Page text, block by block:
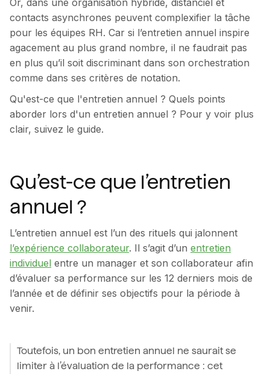
contacts asynchrones peuvent complexifier la tâche
pour les équipes RH. Car si l’entretien annuel inspire
agacement au plus grand nombre, il ne faudrait pas
en plus qu’il soit discriminant dans son orchestration
comme dans ses critères de notation.
Qu'est-ce que l'entretien annuel ? Quels points
aborder lors d'un entretien annuel ? Pour y voir plus
clair, suivez le guide.
Qu’est-ce que l’entretien
annuel ?
L’entretien annuel est l’un des rituels qui jalonnent
l’expérience collaborateur. Il s’agit d’un entretien
individuel entre un manager et son collaborateur afin
d’évaluer sa performance sur les 12 derniers mois de
l’année et de définir ses objectifs pour la période à
venir.
Toutefois, un bon entretien annuel ne saurait se
limiter à l’évaluation de la performance : cet